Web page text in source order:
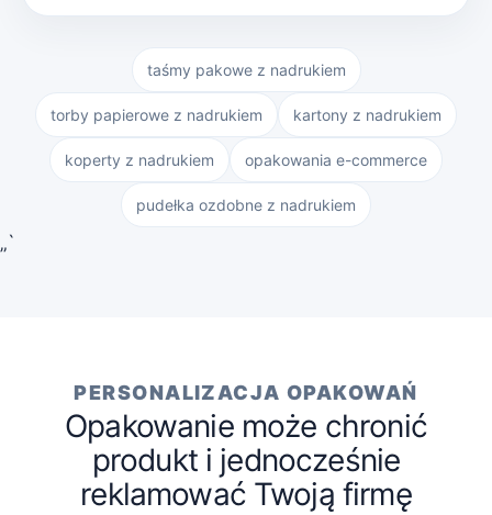
taśmy pakowe z nadrukiem
torby papierowe z nadrukiem kartony z nadrukiem
koperty z nadrukiem opakowania e-commerce
pudełka ozdobne z nadrukiem
„`
PERSONALIZACJA OPAKOWAŃ
Opakowanie może chronić
produkt i jednocześnie
reklamować Twoją firmę